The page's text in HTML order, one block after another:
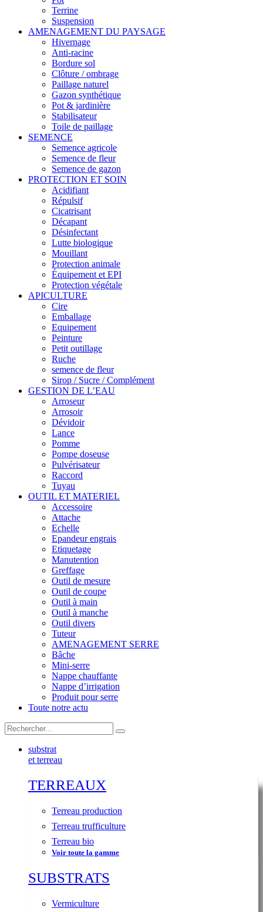
Terrine
Suspension
AMENAGEMENT DU PAYSAGE
Hivernage
Anti-racine
Bordure sol
Clôture / ombrage
Paillage naturel
Gazon synthétique
Pot & jardinière
Stabilisateur
Toile de paillage
SEMENCE
Semence agricole
Semence de fleur
Semence de gazon
PROTECTION ET SOIN
Acidifiant
Répulsif
Cicatrisant
Décapant
Désinfectant
Lutte biologique
Mouillant
Protection animale
Équipement et EPI
Protection végétale
APICULTURE
Cire
Emballage
Equipement
Peinture
Petit outillage
Ruche
semence de fleur
Sirop / Sucre / Complément
GESTION DE L’EAU
Arroseur
Arrosoir
Dévidoir
Lance
Pomme
Pompe doseuse
Pulvérisateur
Raccord
Tuyau
OUTIL ET MATERIEL
Accessoire
Attache
Echelle
Epandeur engrais
Etiquetage
Manutention
Greffage
Outil de mesure
Outil de coupe
Outil à main
Outil à manche
Outil divers
Tuteur
AMENAGEMENT SERRE
Bâche
Mini-serre
Nappe chauffante
Nappe d’irrigation
Produit pour serre
Toute notre actu
substrat
et terreau
TERREAUX
Terreau production
Terreau trufficulture
Terreau bio
Voir toute la gamme
SUBSTRATS
Vermiculture